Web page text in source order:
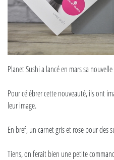
Planet Sushi a lancé en mars sa
Pour célébrer cette nouveauté, ils ont
leur image.
En bref, un carnet gris et rose pour des
Tiens, on ferait bien une petite